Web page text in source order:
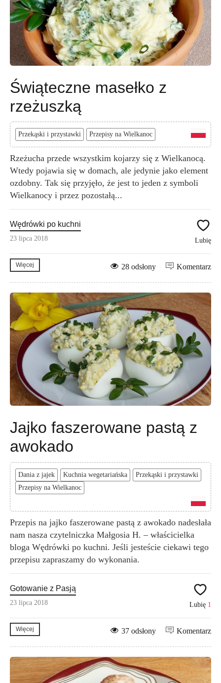
Świąteczne masełko z
rzeżuszką
Przekąski i przystawki Przepisy na Wielkanoc
Rzeżucha przede wszystkim kojarzy się z Wielkanocą.
Wtedy pojawia się w domach, ale jedynie jako element
ozdobny. Tak się przyjęło, że jest to jeden z symboli
Wielkanocy i przez pozostałą...
Wędrówki po kuchni
23 lipca 2018 Lubię
Więcej Komentarz
28 odsłony
Jajko faszerowane pastą z
awokado
Dania z jajek Kuchnia wegetariańska
Przekąski i przystawki
Przepisy na Wielkanoc
Przepis na jajko faszerowane pastą z awokado nadesłała
nam nasza czytelniczka Małgosia H. – właścicielka
bloga Wędrówki po kuchni. Jeśli jesteście ciekawi tego
przepisu zapraszamy do wykonania.
Gotowanie z Pasją
23 lipca 2018 Lubię 1
Więcej Komentarz
37 odsłony